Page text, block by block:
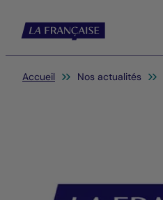
Vous êtes ici:
Accueil Nos actualités